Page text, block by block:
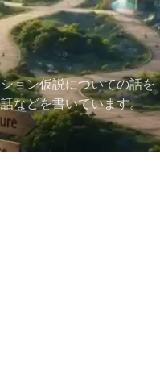
ョン仮説についての話を
などを書いています。